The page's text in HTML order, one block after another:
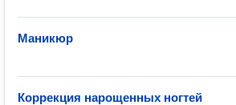
Маникюр
Коррекция нарощенных ногтей